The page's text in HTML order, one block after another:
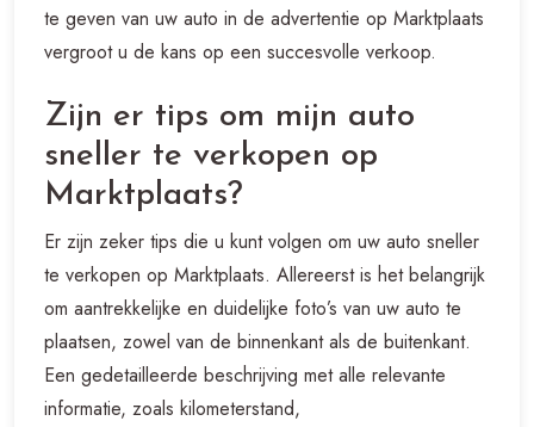
te geven van uw auto in de advertentie op Marktplaats
vergroot u de kans op een succesvolle verkoop.
Zijn er tips om mijn auto
sneller te verkopen op
Marktplaats?
Er zijn zeker tips die u kunt volgen om uw auto sneller
te verkopen op Marktplaats. Allereerst is het belangrijk
om aantrekkelijke en duidelijke foto’s van uw auto te
plaatsen, zowel van de binnenkant als de buitenkant.
Een gedetailleerde beschrijving met alle relevante
informatie, zoals kilometerstand,